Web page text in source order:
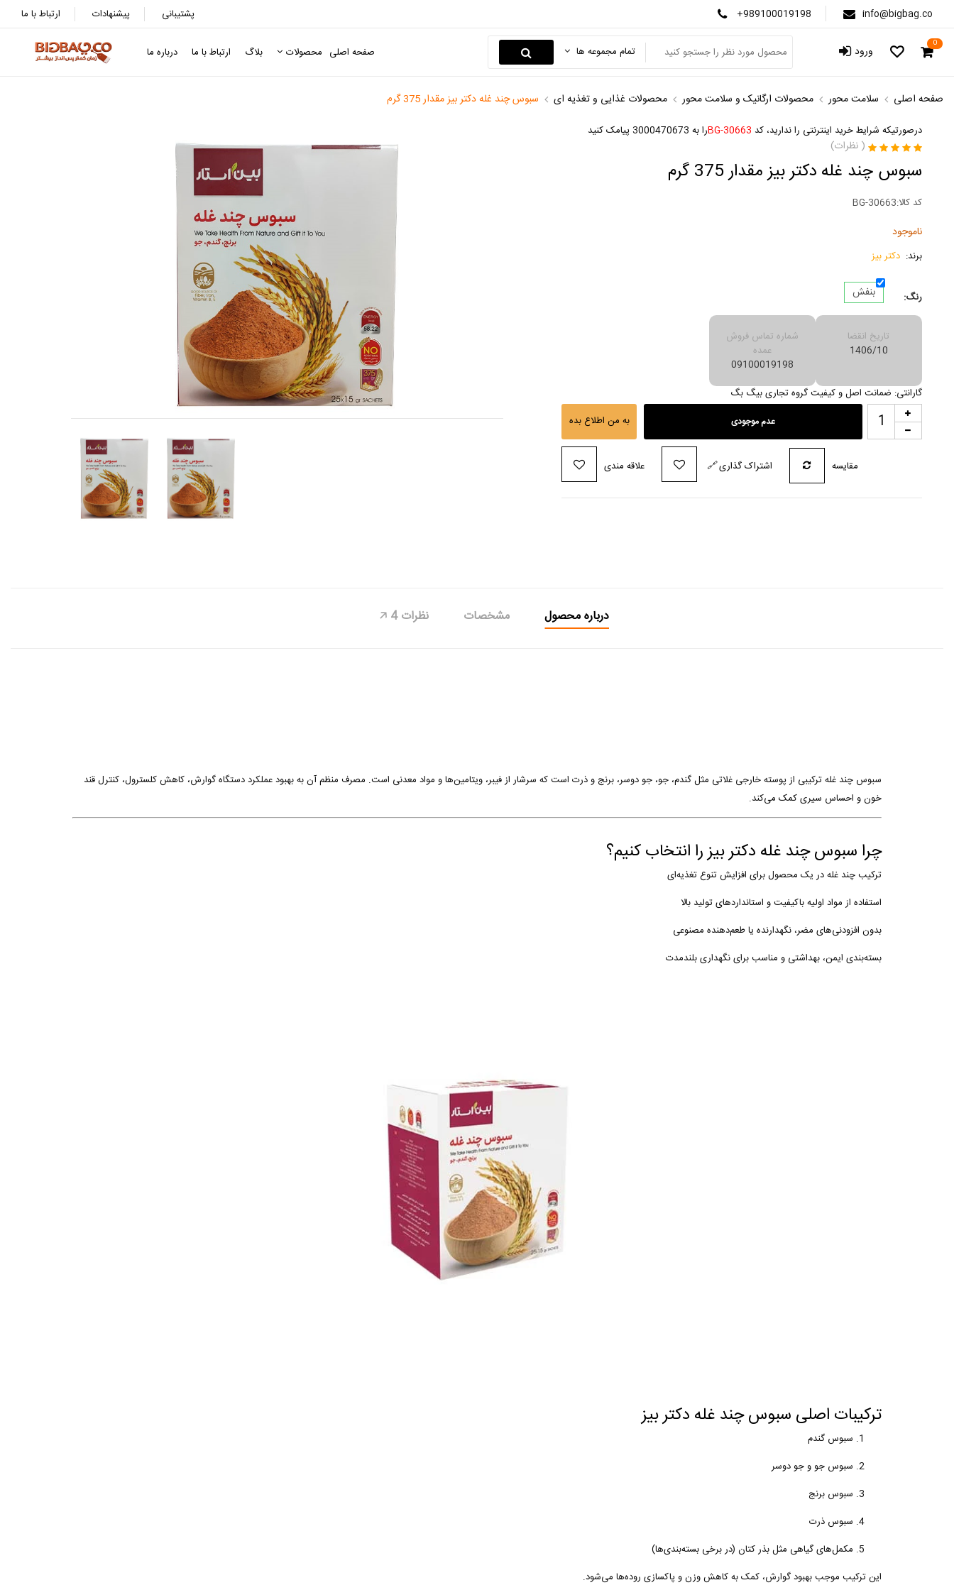
ارتباط با ما پیشنهادات پشتیبانی +989100019198 info@bigbag.co
صفحه اصلی محصولات بلاگ ارتباط با ما درباره ما تمام مجموعه ها ورود 0
صفحه اصلی سلامت محور محصولات ارگانیک و سلامت محور محصولات غذایی و تغذیه ای سبوس چند غله دکتر بیز مقدار 375 گرم
درصورتیکه شرایط خرید اینترنتی را ندارید، کد BG-30663را به 3000470673 پیامک کنید
( نظرات)
سبوس چند غله دکتر بیز مقدار 375 گرم
کد کالا:BG-30663
ناموجود
برند: دکتر بیز
رنگ: بنفش
تاریخ انقضا
1406/10
شماره تماس فروش
عمده
09100019198
گارانتی: ضمانت اصل و کیفیت گروه تجاری بیگ بگ
عدم موجودی به من اطلاع بده
علاقه مندی 🔗اشتراک گذاری مقایسه
درباره محصول مشخصات نظرات4
🡥
سبوس چند غله ترکیبی از پوسته خارجی غلاتی مثل گندم، جو، جو دوسر، برنج و ذرت است که سرشار از فیبر، ویتامین‌ها و مواد معدنی است. مصرف منظم آن به بهبود عملکرد دستگاهگوارش، کاهش کلسترول، کنترل قند
خون و احساس سیری کمک می‌کند.
چرا سبوس چند غله دکتر بیز را انتخاب کنیم؟
ترکیب چند غله در یک محصول برای افزایش تنوع تغذیه‌ای
استفاده از مواد اولیه باکیفیت و استانداردهای تولید بالا
بدون افزودنی‌های مضر، نگهدارنده یا طعم‌دهنده مصنوعی
بسته‌بندی ایمن، بهداشتی و مناسب برای نگهداری بلندمدت
ترکیبات اصلی سبوس چند غله دکتر بیز
سبوس گندم
سبوس جو و جو دوسر
سبوس برنج
سبوس ذرت
مکمل‌های گیاهی مثل بذر کتان (در برخی بسته‌بندی‌ها)
این ترکیب موجب بهبود گوارش، کمک به کاهش وزن و پاکسازی روده‌ها می‌شود.